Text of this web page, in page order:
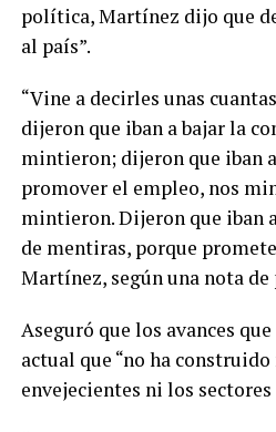
política, Martínez dijo que
al país”.
“Vine a decirles unas
dijeron que iban a bajar la
mintieron; dijeron que iban
promover el empleo, nos
mintieron. Dijeron que iban
de mentiras, porque
Martínez, según una nota de
Aseguró que los avances
actual que “no ha
envejecientes ni los